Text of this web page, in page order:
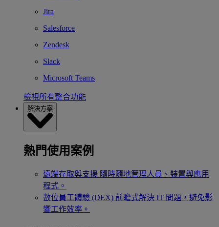
Jira
Salesforce
Zendesk
Slack
Microsoft Teams
檢視所有整合功能
解決方案
熱門使用案例
遠端存取與支援 隨時隨地管理人員、裝置與應用
程式。
數位員工體驗 (DEX) 前瞻式解決 IT 問題，避免影
響工作效率。